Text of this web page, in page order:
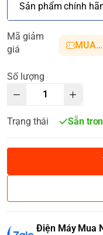
Sản phẩm chính
Mã giảm
giá
MUANHANH01
Số lượng
Trạng thái Sẵn
Điện Máy Mua